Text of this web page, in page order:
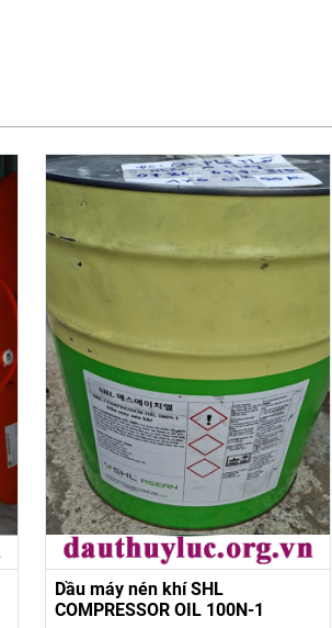
Dầu máy nén khí SHL
COMPRESSOR OIL 100N-1